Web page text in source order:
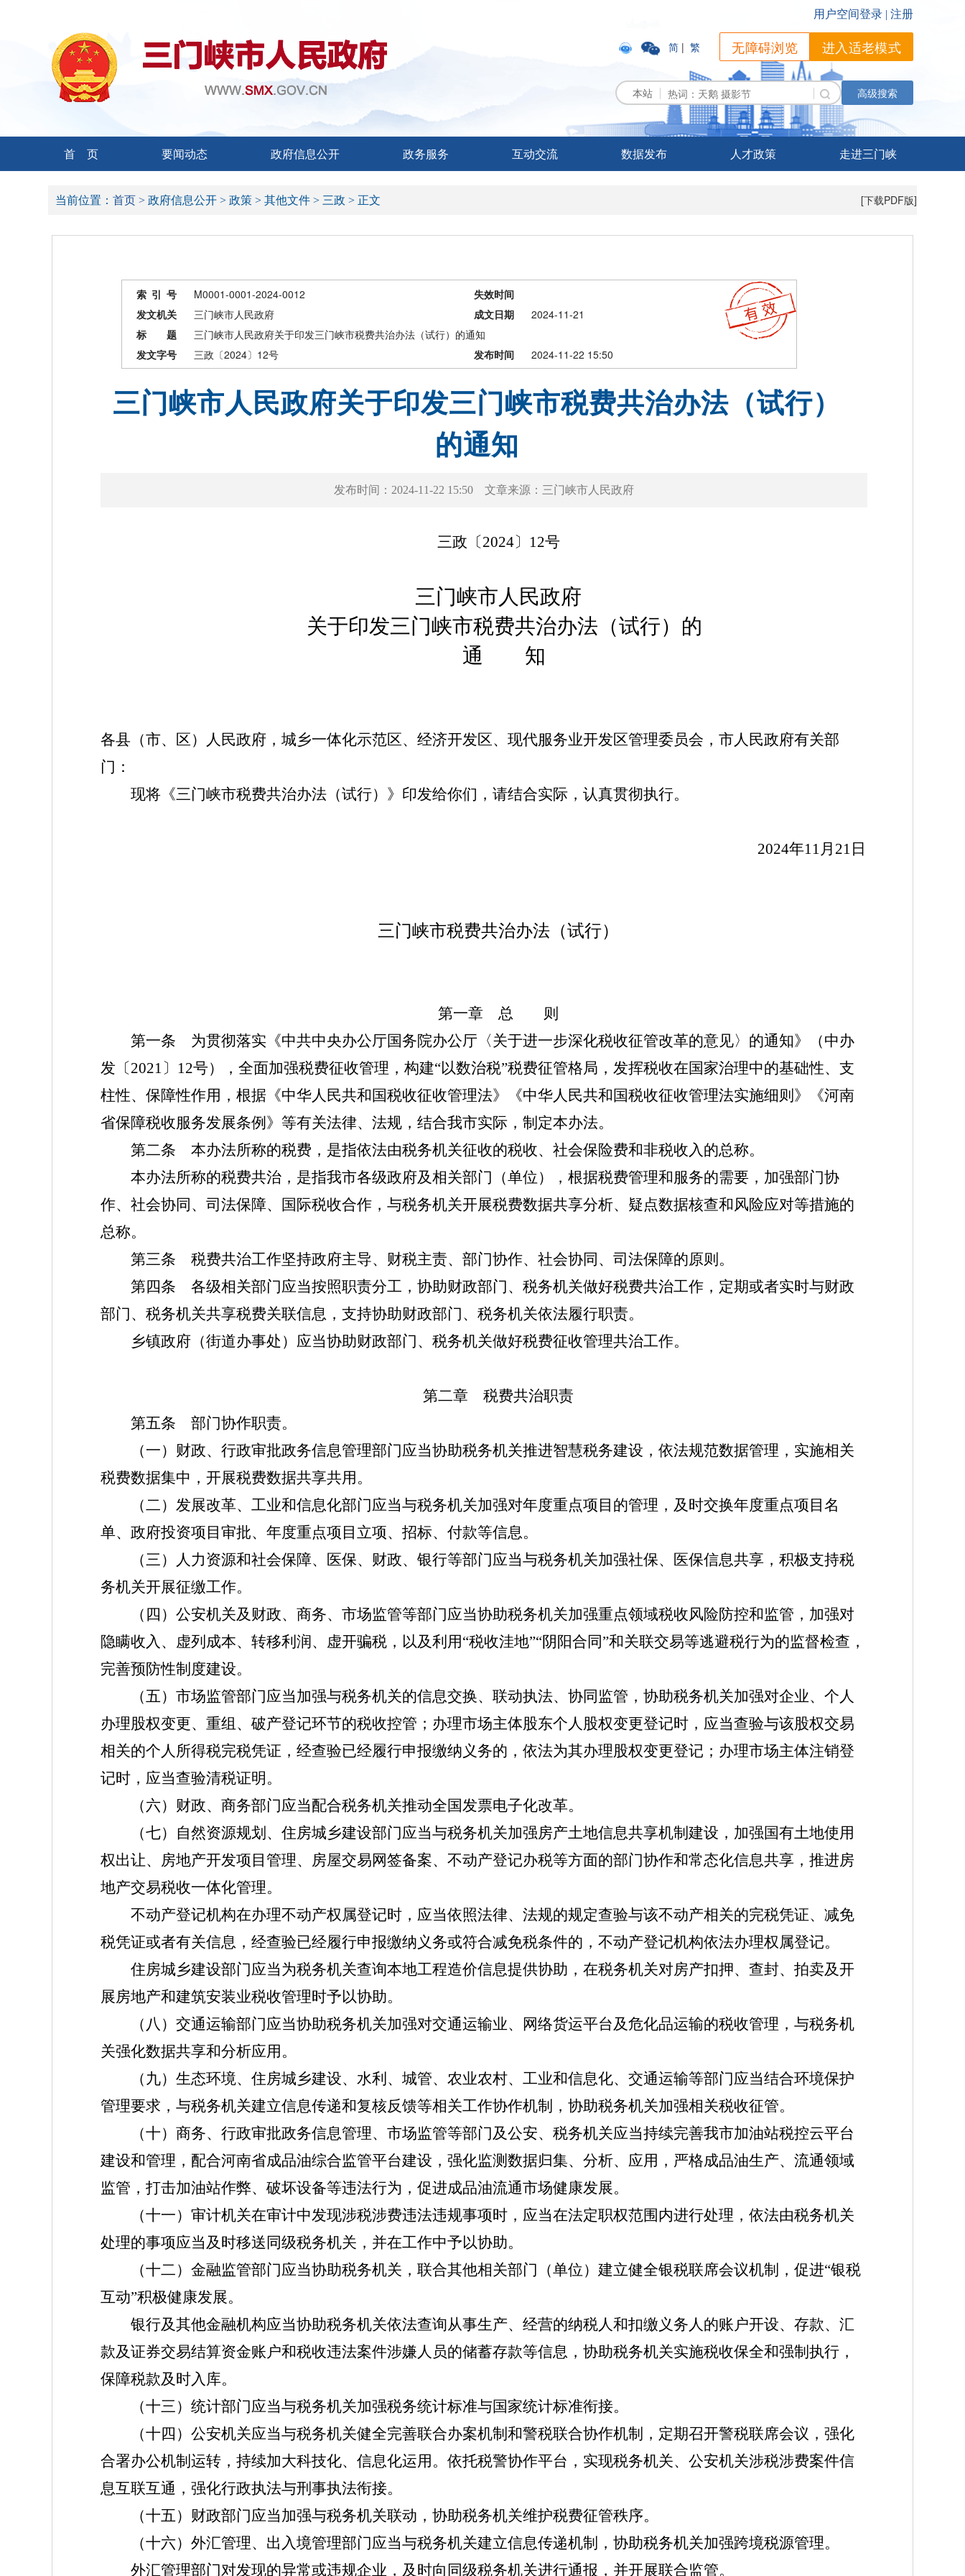
简 | 繁 无障碍浏览 进入适老模式
本站 高级搜索
首 页 要闻动态 政府信息公开 政务服务 互动交流 数据发布 人才政策 走进三门峡
当前位置： 首页 > 政府信息公开 > 政策 > 其他文件 > 三政 > 正文 [下载PDF版]
索 引 号 M0001-0001-2024-0012
失效时间
发文机关
三门峡市人民政府 成文日期
2024-11-21
标 题
三门峡市人民政府关于印发三门峡市税费共治办法（试行）的通知
发文字号
三政〔2024〕12号 发布时间 2024-11-22 15:50
三门峡市人民政府关于印发三门峡市税费共治办法（试行）
的通知
发布时间： 2024-11-22 15:50 文章来源： 三门峡市人民政府
三政〔2024〕12号
三门峡市人民政府
关于印发三门峡市税费共治办法（试行）的
通 知
各县（市、区）人民政府，城乡一体化示范区、经济开发区、现代服务业开发区管理委员会，市人民政府有关部
门：
现将《三门峡市税费共治办法（试行）》印发给你们，请结合实际，认真贯彻执行。
2024年11月21日
三门峡市税费共治办法（试行）
第一章 总 则
第一条 为贯彻落实《中共中央办公厅国务院办公厅〈关于进一步深化税收征管改革的意见〉的通知》（中办
发〔2021〕12号），全面加强税费征收管理，构建“以数治税”税费征管格局，发挥税收在国家治理中的基础性、支
柱性、保障性作用，根据《中华人民共和国税收征收管理法》《中华人民共和国税收征收管理法实施细则》《河南
省保障税收服务发展条例》等有关法律、法规，结合我市实际，制定本办法。
第二条 本办法所称的税费，是指依法由税务机关征收的税收、社会保险费和非税收入的总称。
本办法所称的税费共治，是指我市各级政府及相关部门（单位），根据税费管理和服务的需要，加强部门协
作、社会协同、司法保障、国际税收合作，与税务机关开展税费数据共享分析、疑点数据核查和风险应对等措施的
总称。
第三条 税费共治工作坚持政府主导、财税主责、部门协作、社会协同、司法保障的原则。
第四条 各级相关部门应当按照职责分工，协助财政部门、税务机关做好税费共治工作，定期或者实时与财政
部门、税务机关共享税费关联信息，支持协助财政部门、税务机关依法履行职责。
乡镇政府（街道办事处）应当协助财政部门、税务机关做好税费征收管理共治工作。
第二章 税费共治职责
第五条 部门协作职责。
（一）财政、行政审批政务信息管理部门应当协助税务机关推进智慧税务建设，依法规范数据管理，实施相关
税费数据集中，开展税费数据共享共用。
（二）发展改革、工业和信息化部门应当与税务机关加强对年度重点项目的管理，及时交换年度重点项目名
单、政府投资项目审批、年度重点项目立项、招标、付款等信息。
（三）人力资源和社会保障、医保、财政、银行等部门应当与税务机关加强社保、医保信息共享，积极支持税
务机关开展征缴工作。
（四）公安机关及财政、商务、市场监管等部门应当协助税务机关加强重点领域税收风险防控和监管，加强对
隐瞒收入、虚列成本、转移利润、虚开骗税，以及利用“税收洼地”“阴阳合同”和关联交易等逃避税行为的监督检查，
完善预防性制度建设。
（五）市场监管部门应当加强与税务机关的信息交换、联动执法、协同监管，协助税务机关加强对企业、个人
办理股权变更、重组、破产登记环节的税收控管；办理市场主体股东个人股权变更登记时，应当查验与该股权交易
相关的个人所得税完税凭证，经查验已经履行申报缴纳义务的，依法为其办理股权变更登记；办理市场主体注销登
记时，应当查验清税证明。
（六）财政、商务部门应当配合税务机关推动全国发票电子化改革。
（七）自然资源规划、住房城乡建设部门应当与税务机关加强房产土地信息共享机制建设，加强国有土地使用
权出让、房地产开发项目管理、房屋交易网签备案、不动产登记办税等方面的部门协作和常态化信息共享，推进房
地产交易税收一体化管理。
不动产登记机构在办理不动产权属登记时，应当依照法律、法规的规定查验与该不动产相关的完税凭证、减免
税凭证或者有关信息，经查验已经履行申报缴纳义务或符合减免税条件的，不动产登记机构依法办理权属登记。
住房城乡建设部门应当为税务机关查询本地工程造价信息提供协助，在税务机关对房产扣押、查封、拍卖及开
展房地产和建筑安装业税收管理时予以协助。
（八）交通运输部门应当协助税务机关加强对交通运输业、网络货运平台及危化品运输的税收管理，与税务机
关强化数据共享和分析应用。
（九）生态环境、住房城乡建设、水利、城管、农业农村、工业和信息化、交通运输等部门应当结合环境保护
管理要求，与税务机关建立信息传递和复核反馈等相关工作协作机制，协助税务机关加强相关税收征管。
（十）商务、行政审批政务信息管理、市场监管等部门及公安、税务机关应当持续完善我市加油站税控云平台
建设和管理，配合河南省成品油综合监管平台建设，强化监测数据归集、分析、应用，严格成品油生产、流通领域
监管，打击加油站作弊、破坏设备等违法行为，促进成品油流通市场健康发展。
（十一）审计机关在审计中发现涉税涉费违法违规事项时，应当在法定职权范围内进行处理，依法由税务机关
处理的事项应当及时移送同级税务机关，并在工作中予以协助。
（十二）金融监管部门应当协助税务机关，联合其他相关部门（单位）建立健全银税联席会议机制，促进“银税
互动”积极健康发展。
银行及其他金融机构应当协助税务机关依法查询从事生产、经营的纳税人和扣缴义务人的账户开设、存款、汇
款及证券交易结算资金账户和税收违法案件涉嫌人员的储蓄存款等信息，协助税务机关实施税收保全和强制执行，
保障税款及时入库。
（十三）统计部门应当与税务机关加强税务统计标准与国家统计标准衔接。
（十四）公安机关应当与税务机关健全完善联合办案机制和警税联合协作机制，定期召开警税联席会议，强化
合署办公机制运转，持续加大科技化、信息化运用。依托税警协作平台，实现税务机关、公安机关涉税涉费案件信
息互联互通，强化行政执法与刑事执法衔接。
（十五）财政部门应当加强与税务机关联动，协助税务机关维护税费征管秩序。
（十六）外汇管理、出入境管理部门应当与税务机关建立信息传递机制，协助税务机关加强跨境税源管理。
外汇管理部门对发现的异常或违规企业，及时向同级税务机关进行通报，并开展联合监管。